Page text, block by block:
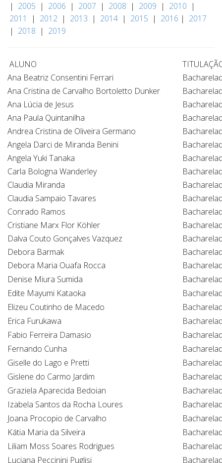
| 2005 | 2006 | 2007 | 2008 | 2009 | 2010 |
2011
| 2012 | 2013 | 2014 | 2015 | 2016 | 2017
| 2018 | 2019
ALUNO
Ana Beatriz Consentini Ferrari
Ana Cristina de Carvalho Bortoletto Dunker
Ana Lúcia de Jesus
Ana Paula Quintanilha
Andrea Cristina de Oliveira Germano
Angela Darci de Miranda Benini
Angela Yuki Tanaka
Carla Bologna Wanderley
Claudia Miranda
Claudia Sampaio Tavares
Conrado Ramos
Cristiane Marx Flor Köhler
Dalva Couto Gonçalves Vazquez
Debora Barmak
Debora Maria Ouafa Rocca
Denise Miura Sumida
Edite Mayumi Kataoka
Elizeu Coutinho de Macedo
Erica Furukawa
Fabio Ferreira Damasio
Fernando Cunha
Giselle do Lago e Pretti
Gislene do Carmo Jardim
Graziela Aparecida Bedoian
Izabela Santos da Rocha Loures
Joana Procopio de Carvalho
Kátia Maria da Silveira
Liliam Moss Soares Rodrigues
Luciana Peccinini Puglisi